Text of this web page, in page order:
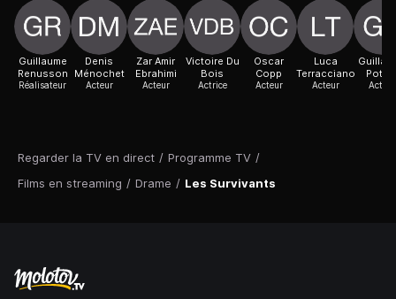
Regarder la TV en direct / Programme TV /
Films en streaming / Drame / Les Survivants
Guillaume
Renusson
Réalisateur
Denis
Ménochet
Acteur
Zar Amir
Ebrahimi
Acteur
Victoire Du
Bois
Actrice
Oscar
Copp
Acteur
Luca
Terracciano
Acteur Acteur